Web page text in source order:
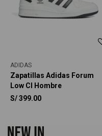
ADIDAS
Zapatillas Adidas Forum
Low Cl Hombre
S/399.00